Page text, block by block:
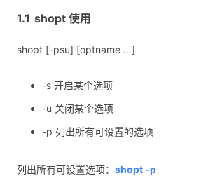
shopt 使用
shopt [-psu] [optname …]
-s 开启某个选项
-u 关闭某个选项
-p 列出所有可设置的选项
列出所有可设置选项： shopt -p